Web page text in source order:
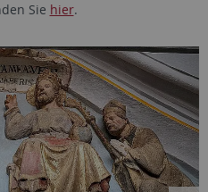
Sie hier.